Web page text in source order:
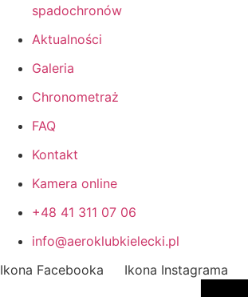
spadochronów
Aktualności
Galeria
Chronometraż
FAQ
Kontakt
Kamera online
+48 41 311 07 06
info@aeroklubkielecki.pl
Ikona Facebooka
Ikona Instagrama